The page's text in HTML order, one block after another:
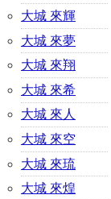
大城 來輝
大城 來夢
大城 來翔
大城 來希
大城 來人
大城 來空
大城 來琉
大城 來煌